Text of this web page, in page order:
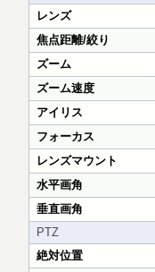
レンズ
焦点距離/絞り
ズーム
ズーム速度
アイリス
フォーカス
レンズマウント
水平画角
垂直画角
PTZ
絶対位置